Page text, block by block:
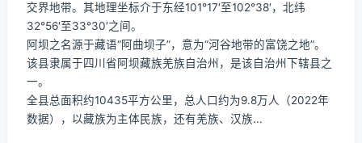
交界地带。其地理坐标介于东经101°17′至102°38′，北纬
32°56′至33°30′之间。
阿坝之名源于藏语“阿曲坝子”，意为“河谷地带的富饶之地”。
该县隶属于四川省阿坝藏族羌族自治州，是该自治州下辖县之
一。
全县总面积约10435平方公里，总人口约为9.8万人（2022年
数据），以藏族为主体民族，还有羌族、汉族...